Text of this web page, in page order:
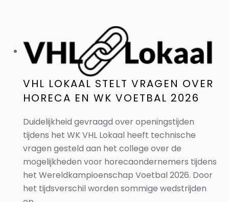
VHL LOKAAL STELT VRAGEN OVER
HORECA EN WK VOETBAL 2026
Duidelijkheid gevraagd over openingstijden
tijdens het WK VHL Lokaal heeft technische
vragen gesteld aan het college over de
mogelijkheden voor horecaondernemers tijdens
het Wereldkampioenschap Voetbal 2026. Door
het tijdsverschil worden sommige wedstrijden